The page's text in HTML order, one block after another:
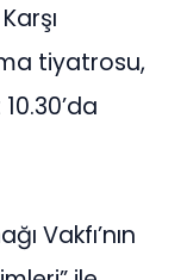
tiyatrosu,
Vakfı’nın